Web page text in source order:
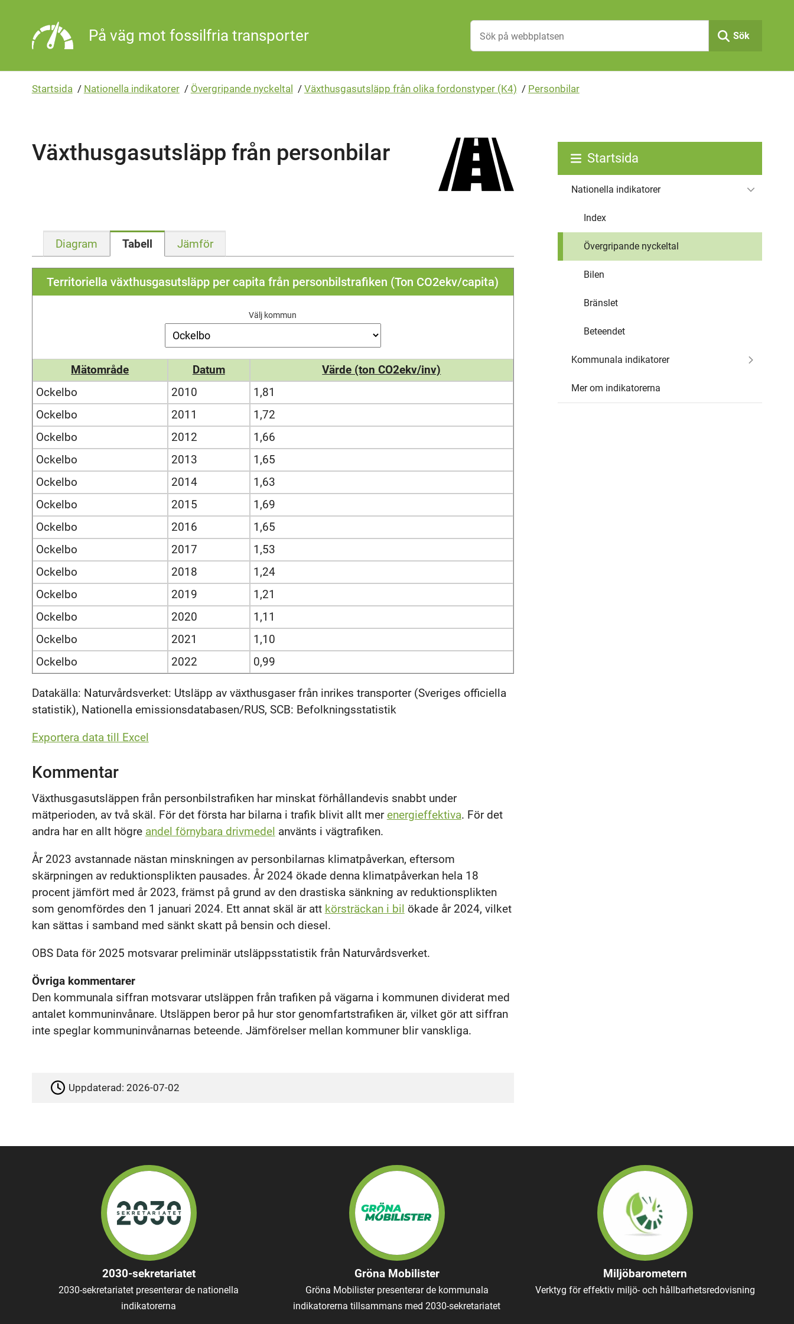
På väg mot fossilfria transporter Sök
Startsida / Nationella indikatorer / Övergripande nyckeltal / Växthusgasutsläpp från olika fordonstyper (K4) / Personbilar
Växthusgasutsläpp från personbilar
Diagram Tabell Jämför
Territoriella växthusgasutsläpp per capita från personbilstrafiken (Ton CO2ekv/capita)
Välj kommun
Mätområde Datum
Värde (ton CO2ekv/inv)
Ockelbo
2010
1,81
Ockelbo
2011
1,72
Ockelbo
2012
1,66
Ockelbo
2013
1,65
Ockelbo
2014
1,63
Ockelbo
2015
1,69
Ockelbo
2016
1,65
Ockelbo
2017
1,53
Ockelbo
2018
1,24
Ockelbo
2019
1,21
Ockelbo
2020
1,11
Ockelbo
2021
1,10
Ockelbo
2022 0,99
Datakälla: Naturvårdsverket: Utsläpp av växthusgaser från inrikes transporter (Sveriges officiella
statistik), Nationella emissionsdatabasen/RUS, SCB: Befolkningsstatistik
Exportera data till Excel
Kommentar
Växthusgasutsläppen från personbilstrafiken har minskat förhållandevis snabbt under
mätperioden, av två skäl. För det första har bilarna i trafik blivit allt merenergieffektiva. För det
andra har en allt högre andel förnybara drivmedel använts i vägtrafiken.
År 2023 avstannade nästan minskningen av personbilarnas klimatpåverkan, eftersom
skärpningen av reduktionsplikten pausades. År 2024 ökade denna klimatpåverkan hela 18
procent jämfört med år 2023, främst på grund av den drastiska sänkning av reduktionsplikten
som genomfördes den 1 januari 2024. Ett annat skäl är att körsträckan i bil ökade år 2024, vilket
kan sättas i samband med sänkt skatt på bensin och diesel.
OBS Data för 2025 motsvarar preliminär utsläppsstatistik från Naturvårdsverket.
Övriga kommentarer
Den kommunala siffran motsvarar utsläppen från trafiken på vägarna i kommunen dividerat med
antalet kommuninvånare. Utsläppen beror på hur stor genomfartstrafiken är, vilket gör att siffran
inte speglar kommuninvånarnas beteende. Jämförelser mellan kommuner blir vanskliga.
Uppdaterad:2026-07-02
Startsida
Nationella indikatorer
Index
Övergripande nyckeltal
Bilen
Bränslet
Beteendet
Kommunala indikatorer
Mer om indikatorerna
2030-sekretariatet
2030-sekretariatet presenterar de nationella
indikatorerna
Gröna Mobilister
Gröna Mobilister presenterar de kommunala
indikatorerna tillsammans med 2030-sekretariatet
Miljöbarometern
Verktyg för effektiv miljö- och hållbarhetsredovisning